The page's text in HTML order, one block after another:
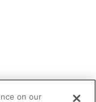
on our